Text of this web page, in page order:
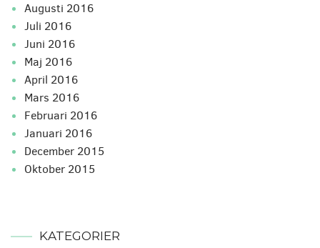
augusti 2016
juli 2016
juni 2016
maj 2016
april 2016
mars 2016
februari 2016
januari 2016
december 2015
oktober 2015
KATEGORIER